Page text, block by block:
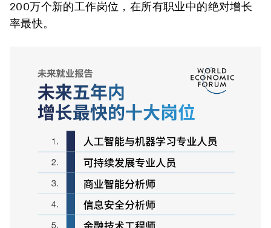
200万个新的工作岗位，在所有职业中的绝对增长
率最快。